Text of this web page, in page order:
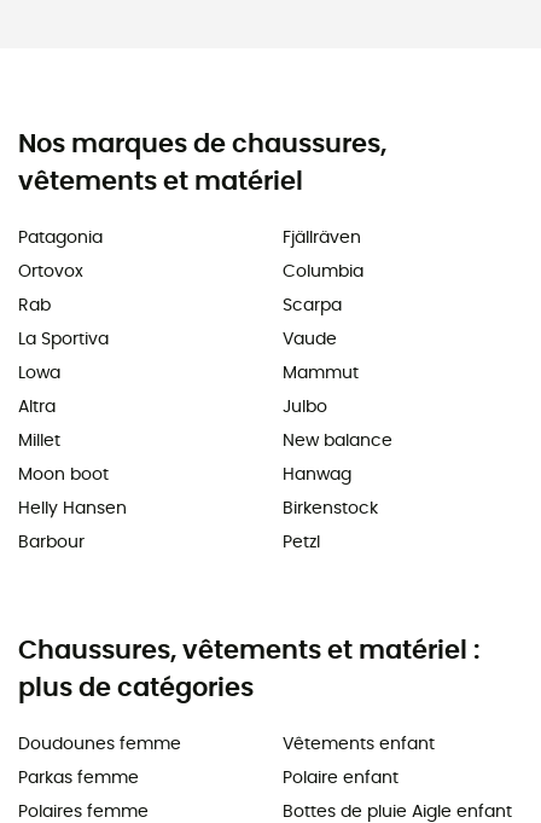
Nos marques de chaussures,
vêtements et matériel
Patagonia
Ortovox
Rab
La Sportiva
Lowa
Altra
Millet
Moon boot
Helly Hansen
Barbour
Fjällräven
Columbia
Scarpa
Vaude
Mammut
Julbo
New balance
Hanwag
Birkenstock
Petzl
Chaussures, vêtements et matériel :
plus de catégories
Doudounes femme
Parkas femme
Polaires femme
Vêtements enfant
Polaire enfant
Bottes de pluie Aigle enfant